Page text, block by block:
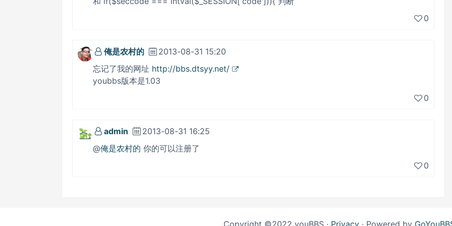
0
俺是农村的
2013-08-31 15:20
忘记了我的网址 http://bbs.dtsyy.net/
youbbs版本是1.03
0
admin
2013-08-31 16:25
@俺是农村的 你的可以注册了
0
Copyright ©2022 youBBS · Privacy· Powered by